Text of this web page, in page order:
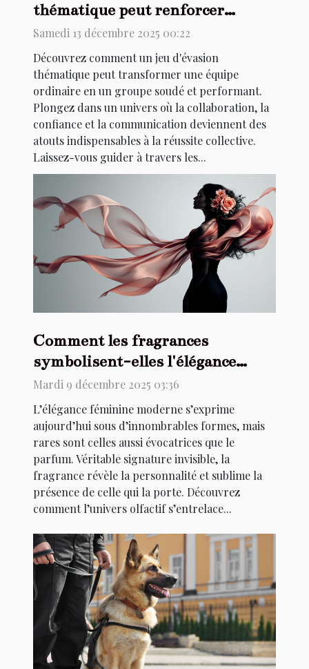
thématique peut renforcer
l'esprit d'équipe ?
Samedi 13 décembre 2025 00:22
Découvrez comment un jeu d'évasion
thématique peut transformer une équipe
ordinaire en un groupe soudé et performant.
Plongez dans un univers où la collaboration, la
confiance et la communication deviennent des
atouts indispensables à la réussite collective.
Laissez-vous guider à travers les...
Comment les fragrances
symbolisent-elles l'élégance
féminine moderne ?
Mardi 9 décembre 2025 03:36
L’élégance féminine moderne s’exprime
aujourd’hui sous d’innombrables formes, mais
rares sont celles aussi évocatrices que le
parfum. Véritable signature invisible, la
fragrance révèle la personnalité et sublime la
présence de celle qui la porte. Découvrez
comment l’univers olfactif s’entrelace...